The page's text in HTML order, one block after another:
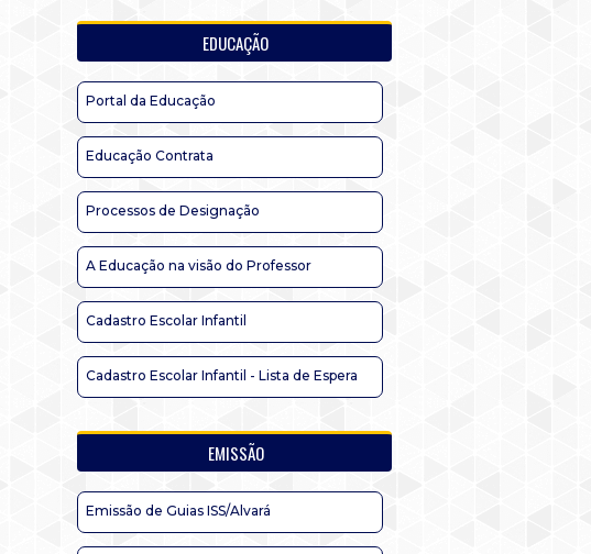
EDUCAÇÃO
Portal da Educação
Educação Contrata
Processos de Designação
A Educação na visão do Professor
Cadastro Escolar Infantil
Cadastro Escolar Infantil - Lista de Espera
EMISSÃO
Emissão de Guias ISS/Alvará